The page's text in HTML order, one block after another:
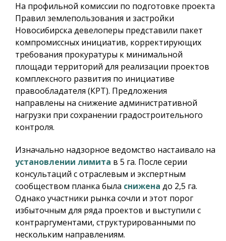
На профильной комиссии по подготовке проекта
Правил землепользования и застройки
Новосибирска девелоперы представили пакет
компромиссных инициатив, корректирующих
требования прокуратуры к минимальной
площади территорий для реализации проектов
комплексного развития по инициативе
правообладателя (КРТ). Предложения
направлены на снижение административной
нагрузки при сохранении градостроительного
контроля.
Изначально надзорное ведомство настаивало на
установлении лимита в 5 га. После серии
консультаций с отраслевым и экспертным
сообществом планка была снижена до 2,5 га.
Однако участники рынка сочли и этот порог
избыточным для ряда проектов и выступили с
контраргументами, структурированными по
нескольким направлениям.